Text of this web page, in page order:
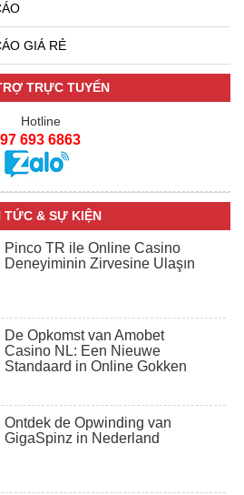
GIÁ RẺ
TRỰC TUYẾN
Hotline
693 6863
TỨC & SỰ KIỆN
Pinco TR ile Online Casino
Deneyiminin Zirvesine Ulaşın
De Opkomst van Amobet
Casino NL: Een Nieuwe
Standaard in Online Gokken
Ontdek de Opwinding van
GigaSpinz in Nederland